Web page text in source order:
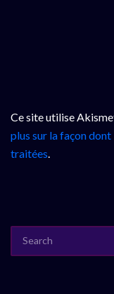
Ce site utilise
plus sur la façon
traitées.
FOR: